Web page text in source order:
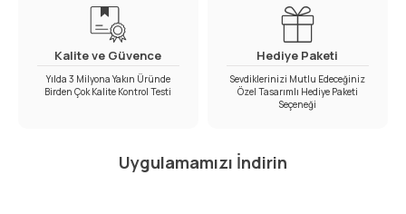
Kalite ve Güvence
Yılda 3 Milyona Yakın Üründe
Birden Çok Kalite Kontrol Testi
Hediye Paketi
Sevdiklerinizi Mutlu Edeceğiniz
Özel Tasarımlı Hediye Paketi
Seçeneği
Uygulamamızı İndirin